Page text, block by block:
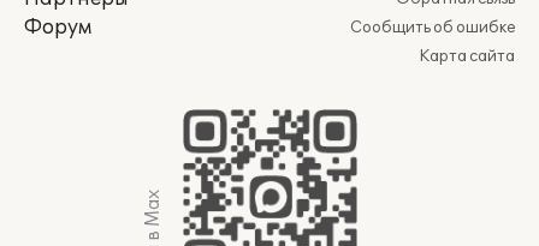
Форум
Сообщить об ошибке
Карта сайта